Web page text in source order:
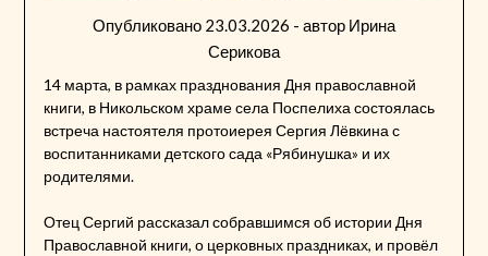
Опубликовано 23.03.2026 - автор Ирина
Серикова
14 марта, в рамках празднования Дня православной
книги, в Никольском храме села Поспелиха состоялась
встреча настоятеля протоиерея Сергия Лёвкина с
воспитанниками детского сада «Рябинушка» и их
родителями.
Отец Сергий рассказал собравшимся об истории Дня
Православной книги, о церковных праздниках, и провёл